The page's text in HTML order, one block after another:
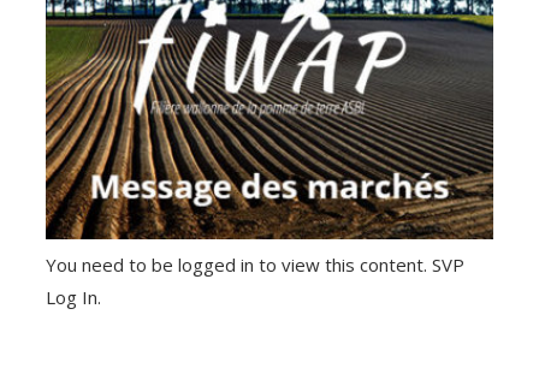
You need to be logged in to view this content. SVP
Log In.